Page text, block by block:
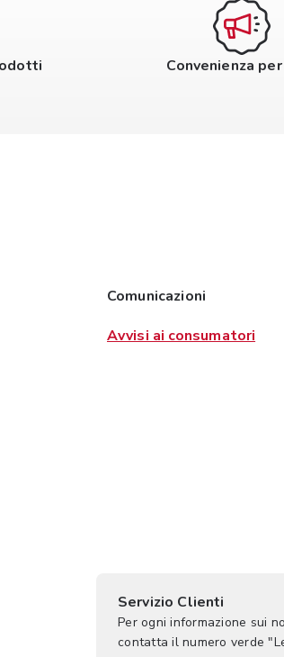
Convenienza
Comunicazioni
Avvisi ai consumatori
Servizio Clienti
Per ogni informazione sui
contatta il numero verde